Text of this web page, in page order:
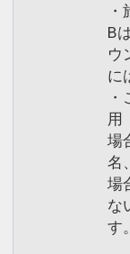
B
ウ
に
用
場
名
場
な
す。